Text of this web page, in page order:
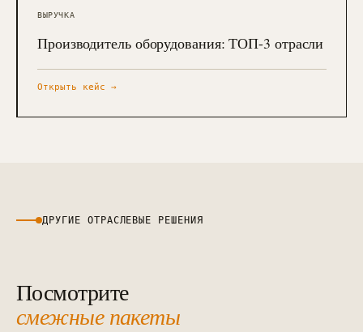
ВЫРУЧКА
Производитель оборудования: ТОП-3 отрасли
Открыть кейс →
ДРУГИЕ ОТРАСЛЕВЫЕ РЕШЕНИЯ
Посмотрите
смежные пакеты